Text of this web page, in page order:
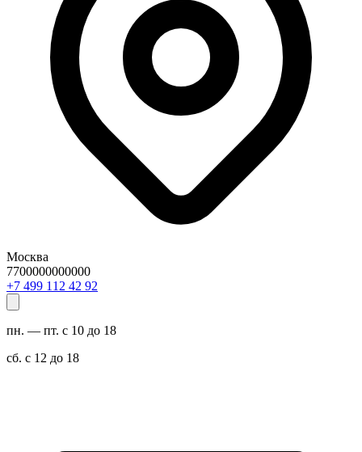
Москва
7700000000000
29 24 211 994 7+
пн. — пт. с 10 до 18
сб. с 12 до 18